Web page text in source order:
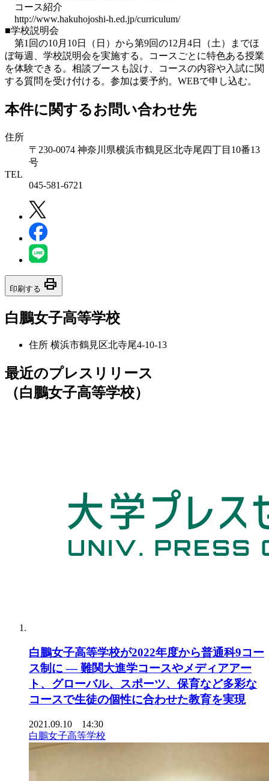
コース紹介
http://www.hakuhojoshi-h.ed.jp/curriculum/
■学校説明会
第1回の10月10日（日）から第9回の12月4日（土）までほ
ぼ毎週、学校説明会を実施する。コースごとに特色ある授業
を体験できる。相談ブースも設け、コースの内容や入試に関
する質問を受け付ける。参加は要予約。WEBで申し込む。
本件に関するお問い合わせ先
住所
〒230-0074 神奈川県横浜市鶴見区北寺尾四丁目10番13
号
TEL
045-581-6721
印刷する print
白鵬女子高等学校
住所 横浜市鶴見区北寺尾4-10-13
最近のプレスリリース
（白鵬女子高等学校）
白鵬女子高等学校が2022年度から普通科9コー
ス制に — 難関大進学コースやメディアアー
ト、グローバル、スポーツ、保育など多彩な
コースで生徒の個性に合わせた教育を実現
2021.09.10 14:30
白鵬女子高等学校